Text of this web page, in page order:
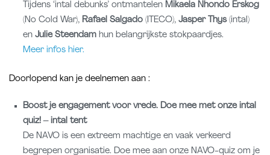
Tijdens ‘intal debunks’ ontmantelenMikaela Nhondo Erskog
(No Cold War),Rafael Salgado (ITECO),Jasper Thys(intal)
enJulie Steendam hun belangrijkste stokpaardjes.
Meer infos hier.
Doorlopend kan je deelnemen aan :
Boost je engagement voor vrede. Doe mee met onze intal
quiz! – intal tent
De NAVO is een extreem machtige en vaak verkeerd
begrepen organisatie. Doe mee aan onze NAVO-quiz om je